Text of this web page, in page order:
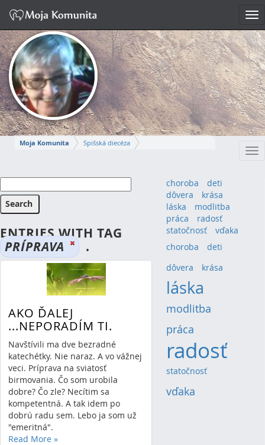
Moja Komunita
Spišská diecéza
MÁRIA-IRMA
ENTRIES WITH TAG
PRÍPRAVA .
AKO ĎALEJ
...NEPORADÍM TI.
Navštívili ma dve bezradné
katechétky. Nie naraz. A vo vážnej
veci. Príprava na sviatosť
birmovania. Čo som urobila
dobre? Čo zle? Necítim sa
kompetentná. A tak idem po
dobrú radu sem. Lebo ja som už
"emeritná".
Read More »
choroba
deti
dôvera
krása
láska
modlitba
práca
radosť
statočnosť
vďaka
choroba (4)deti
dôvera (4)krása
láska
modlitba
práca
radosť(20)
statočnosť
vďaka